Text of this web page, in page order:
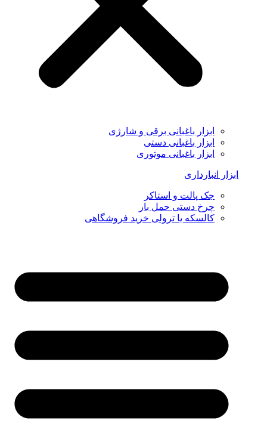
ابزار باغبانی برقی و شارژی
ابزار باغبانی دستی
ابزار باغبانی موتوری
ابزار انبارداری
جک پالت و استاکر
چرخ دستی حمل بار
کالسکه یا ترولی خرید فروشگاهی